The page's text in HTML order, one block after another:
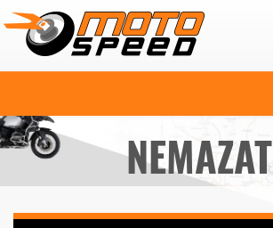
NEMAZAT